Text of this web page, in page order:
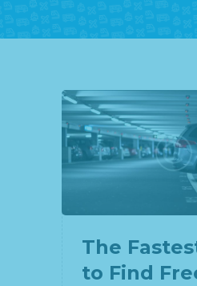
Abbonamenti
F.A.Q
Cookie Policy
Regolamento
Condizioni
The
to Find